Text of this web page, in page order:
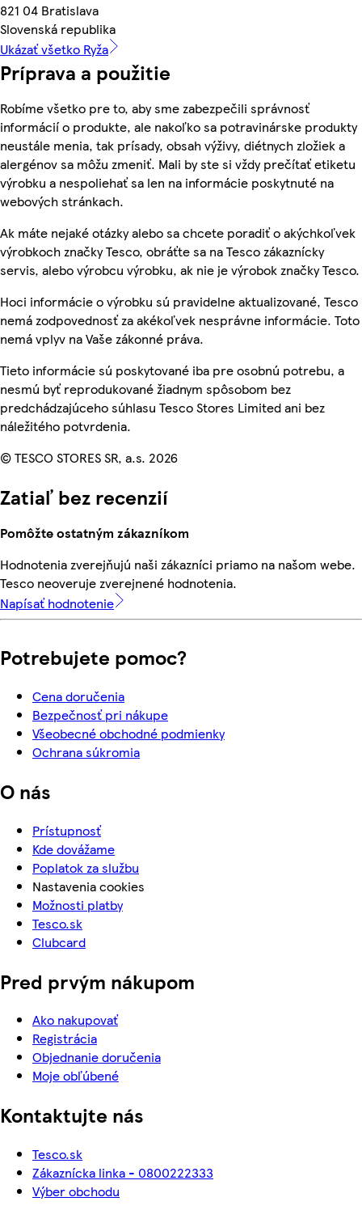
821 04 Bratislava
Slovenská republika
Ukázať všetko Ryža
Príprava a použitie
Robíme všetko pre to, aby sme zabezpečili správnosť
informácií o produkte, ale nakoľko sa potravinárske produkty
neustále menia, tak prísady, obsah výživy, diétnych zložiek a
alergénov sa môžu zmeniť. Mali by ste si vždy prečítať etiketu
výrobku a nespoliehať sa len na informácie poskytnuté na
webových stránkach.
Ak máte nejaké otázky alebo sa chcete poradiť o akýchkoľvek
výrobkoch značky Tesco, obráťte sa na Tesco zákaznícky
servis, alebo výrobcu výrobku, ak nie je výrobok značky Tesco.
Hoci informácie o výrobku sú pravidelne aktualizované, Tesco
nemá zodpovednosť za akékoľvek nesprávne informácie. Toto
nemá vplyv na Vaše zákonné práva.
Tieto informácie sú poskytované iba pre osobnú potrebu, a
nesmú byť reprodukované žiadnym spôsobom bez
predchádzajúceho súhlasu Tesco Stores Limited ani bez
náležitého potvrdenia.
© TESCO STORES SR, a.s. 2026
Zatiaľ bez recenzií
Pomôžte ostatným zákazníkom
Hodnotenia zverejňujú naši zákazníci priamo na našom webe.
Tesco neoveruje zverejnené hodnotenia.
Napísať hodnotenie
Potrebujete pomoc?
Cena doručenia
Bezpečnosť pri nákupe
Všeobecné obchodné podmienky
Ochrana súkromia
O nás
Prístupnosť
Kde dovážame
Poplatok za službu
Nastavenia cookies
Možnosti platby
Tesco.sk
Clubcard
Pred prvým nákupom
Ako nakupovať
Registrácia
Objednanie doručenia
Moje obľúbené
Kontaktujte nás
Tesco.sk
Zákaznícka linka - 0800222333
Výber obchodu